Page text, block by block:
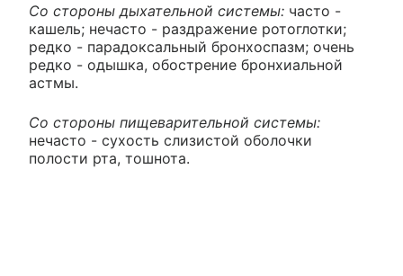
Со стороны дыхательной системы: часто -
кашель; нечасто - раздражение ротоглотки;
редко - парадоксальный бронхоспазм; очень
редко - одышка, обострение бронхиальной
астмы.
Со стороны пищеварительной системы:
нечасто - сухость слизистой оболочки
полости рта, тошнота.